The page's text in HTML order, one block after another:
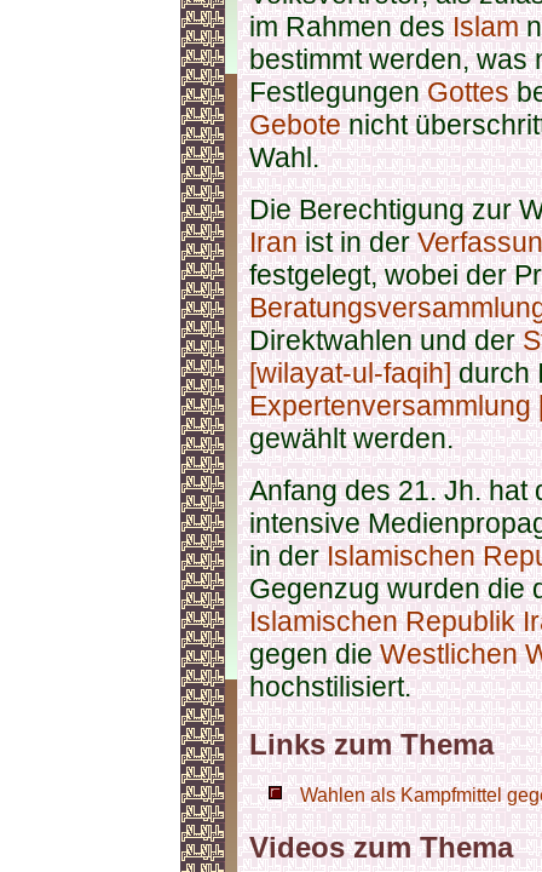
im Rahmen desIslam
bestimmt werden, was
FestlegungenGottes
Gebotenicht
Wahl.
Die Berechtigung zur
Iranist in der
festgelegt, wobei der
Direktwahlen und der
[wilayat-ul-faqih]durch
gewählt werden.
Anfang des 21. Jh. hat
intensive
in derIslamischen
Gegenzug wurden die
Islamischen Republik
gegen dieWestlichen
hochstilisiert.
Links zum Thema
Wahlen als Kampfmittel
Videos zum Thema